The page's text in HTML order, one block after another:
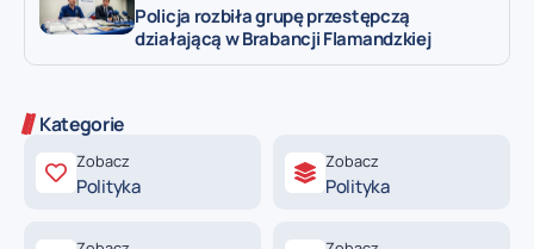
Policja rozbiła grupę przestępczą
działającą w Brabancji Flamandzkiej
Kategorie
Zobacz
Polityka
Zobacz
Polityka